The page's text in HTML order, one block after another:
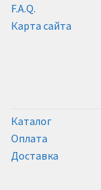
F.A.Q.
Карта сайта
Каталог
Оплата
Доставка